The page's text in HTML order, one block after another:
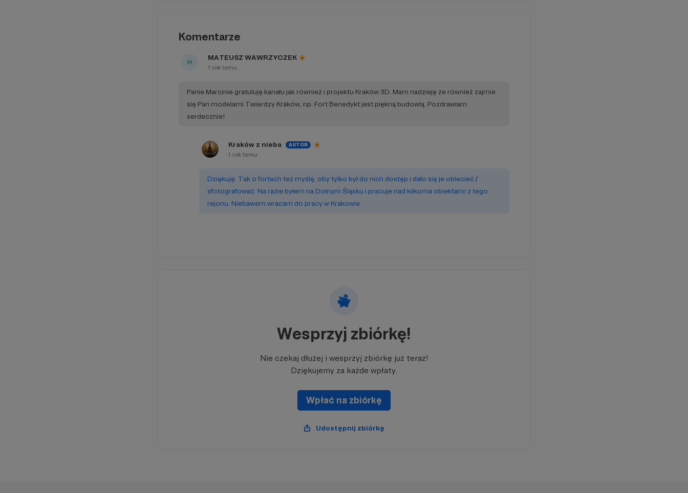
Komentarze
MATEUSZ WAWRZYCZEK
1 rok temu
Panie Marcinie gratuluję kanału jak również i projektu Kraków 3D. Mam nadzieję że również zajmie
się Pan modelami Twierdzy Kraków, np. Fort Benedykt jest piękną budowlą. Pozdrawiam
serdecznie!
Kraków z nieba AUTOR
1 rok temu
Dziękuję. Tak o fortach tez myślę, oby tylko był do nich dostęp i dało się je oblecieć /
sfotografować. Na razie byłem na Dolnym Śląsku i pracuje nad kilkoma obiektami z tego
rejonu. Niebawem wracam do pracy w Krakowie.
Wesprzyj zbiórkę!
Nie czekaj dłużej i wesprzyj zbiórkę już teraz!
Dziękujemy za każde wpłaty.
Wpłać na zbiórkę
Udostępnij zbiórkę